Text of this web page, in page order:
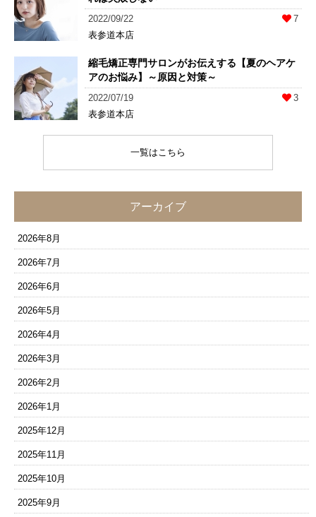
2022/09/22
7
表参道本店
縮毛矯正専門サロンがお伝えする【夏のヘアケ
アのお悩み】～原因と対策～
2022/07/19
3
表参道本店
一覧はこちら
アーカイブ
2026年8月
2026年7月
2026年6月
2026年5月
2026年4月
2026年3月
2026年2月
2026年1月
2025年12月
2025年11月
2025年10月
2025年9月